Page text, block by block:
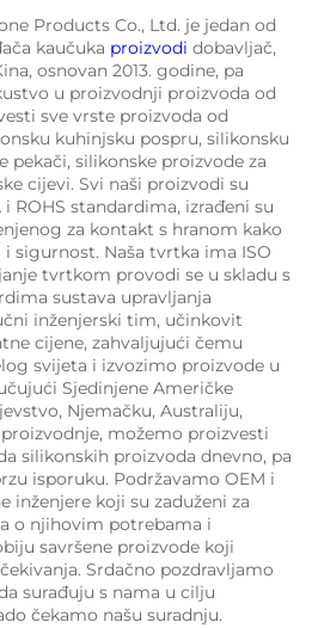
Products Co., Ltd. je jedan od
kaučuka proizvodi dobavljač,
osnovan 2013. godine, pa
u proizvodnji proizvoda od
sve vrste proizvoda od
kuhinjsku pospru, silikonsku
pekači, silikonske proizvode za
cijevi. Svi naši proizvodi su
ROHS standardima, izrađeni su
za kontakt s hranom kako
sigurnost. Naša tvrtka ima ISO
tvrtkom provodi se u skladu s
sustava upravljanja
inženjerski tim, učinkovit
cijene, zahvaljujući čemu
svijeta i izvozimo proizvode u
Sjedinjene Američke
Njemačku, Australiju,
možemo proizvesti
silikonskih proizvoda dnevno, pa
isporuku. Podržavamo OEM i
inženjere koji su zaduženi za
o njihovim potrebama i
savršene proizvode koji
Srdačno pozdravljamo
surađuju s nama u cilju
čekamo našu suradnju.